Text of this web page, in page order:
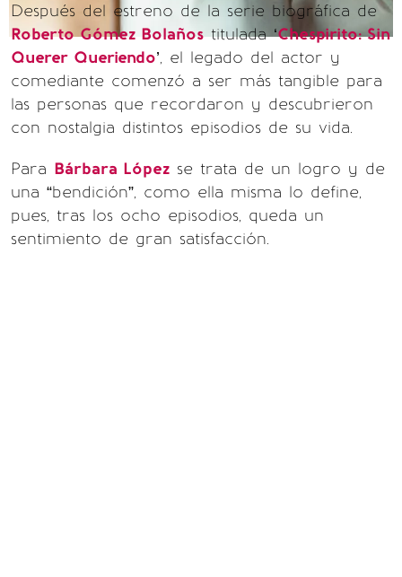
Después del estreno de la serie biográfica de
Roberto Gómez Bolañostitulada ‘Chespirito: Sin
Querer Queriendo’, el legado del actor y
comediante comenzó a ser más tangible para
las personas que recordaron y descubrieron
con nostalgia distintos episodios de su vida.
Para Bárbara López se trata de un logro y de
una “bendición”, como ella misma lo define,
pues, tras los ocho episodios, queda un
sentimiento de gran satisfacción.